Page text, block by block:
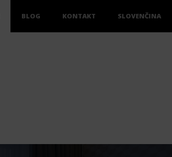
BLOG KONTAKT SLOVENČINA